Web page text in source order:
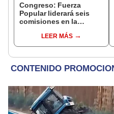
Congreso: Fuerza
Popular liderará seis
comisiones en la
LEER MÁS